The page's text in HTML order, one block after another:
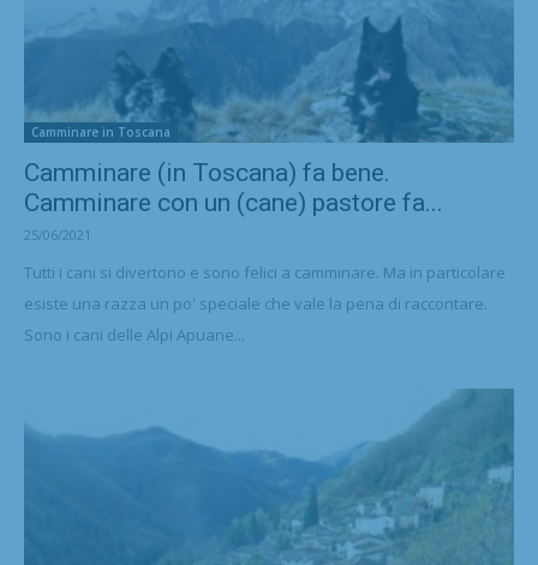
Camminare in Toscana
Camminare (in Toscana) fa bene.
Camminare con un (cane) pastore fa...
25/06/2021
Tutti i cani si divertono e sono felici a camminare. Ma in particolare
esiste una razza un po' speciale che vale la pena di raccontare.
Sono i cani delle Alpi Apuane...